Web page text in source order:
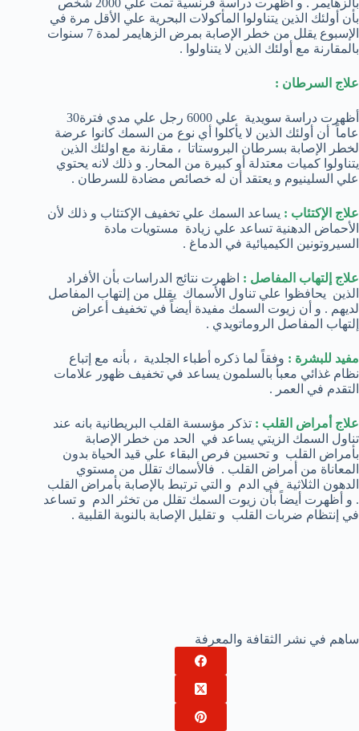
بالزهايمر . و أظهرت دراسة فرنسية تمت علي 2000 شخص
بأن أولئك الذين يتناولوا المأكولات البحرية علي الأقل مرة في
الإسبوع يقلل من خطر الإصابة بمرض الزهايمر لمدة 7 سنوات
بالمقارنة مع أولئك الذين لا يتناولوا .
علاج السرطان :
أظهرت دراسة سويدية علي 6000 رجل علي مدي فترة30
عاماً أن أولئك الذين لا يأكلوا أي نوع من السمك كانوا عرضة
لخطر الإصابة بسرطان البروستاتا ، مقارنة مع اولئك الذين
يتناولوا كميات معتدلة أو كبيرة من المحار. و ذلك لانه يحتوي
علي السلينيوم و يعتقد أن له خصائص مضادة للسرطان .
علاج الإكتئاب : يساعد السمك علي تخفيف الإكتئاب و ذلك لأن
الأحماض الدهنية تساعد علي زيادة مستويات مادة
السيروتونين الكيميائية في الدماغ .
علاج إلتهاب المفاصل : اظهرت نتائج الدراسات بأن الأفراد
الذين يحافظوا علي تناول الأسماك يقلل من إلتهاب المفاصل
لديهم . و أن زيوت السمك مفيدة أيضاً في تخفيف أعراض
إلتهاب المفاصل الروماتويدي .
مفيد للبشرة : وفقاً لما ذكره أطباء الجلدية ، بأنه مع إتباع
نظام غذائي معبأ بالسلمون يساعد في تخفيف ظهور علامات
التقدم في العمر .
علاج أمراض القلب : تذكر مؤسسة القلب البريطانية بانه عند
تناول السمك الزيتي يساعد في الحد من خطر الإصابة
بأمراض القلب و تحسين فرص البقاء علي قيد الحياة بدون
المعاناة من أمراض القلب . فالأسماك تقلل من مستوي
الدهون الثلاثية في الدم و التي ترتبط بالإصابة بأمراض القلب
. و أظهرت أيضاً بأن زيوت السمك تقلل من تخثر الدم و تساعد
في إنتظام ضربات القلب و تقليل الإصابة بالنوبة القلبية .
ساهم في نشر الثقافة والمعرفة